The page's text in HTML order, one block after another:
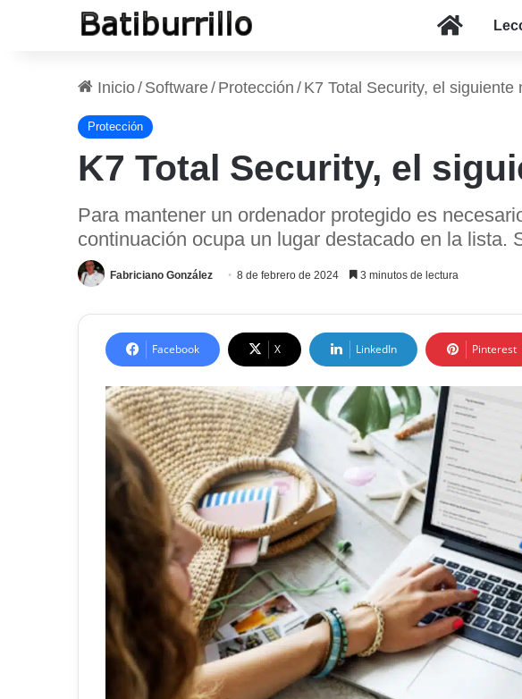
Inicio
Inicio/ Software/ Protección / K7 Total Security, el siguiente
Protección
K7 Total Security, el
Para mantener un ordenador protegido es
continuación ocupa un lugar destacado en la lista.
Fabriciano González 8 de febrero de 2024 3 minutos de lectura
Facebook X LinkedIn Pinterest